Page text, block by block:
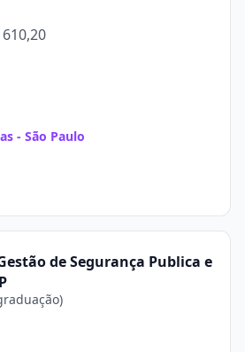
610,20
- São Paulo
de Segurança Publica e